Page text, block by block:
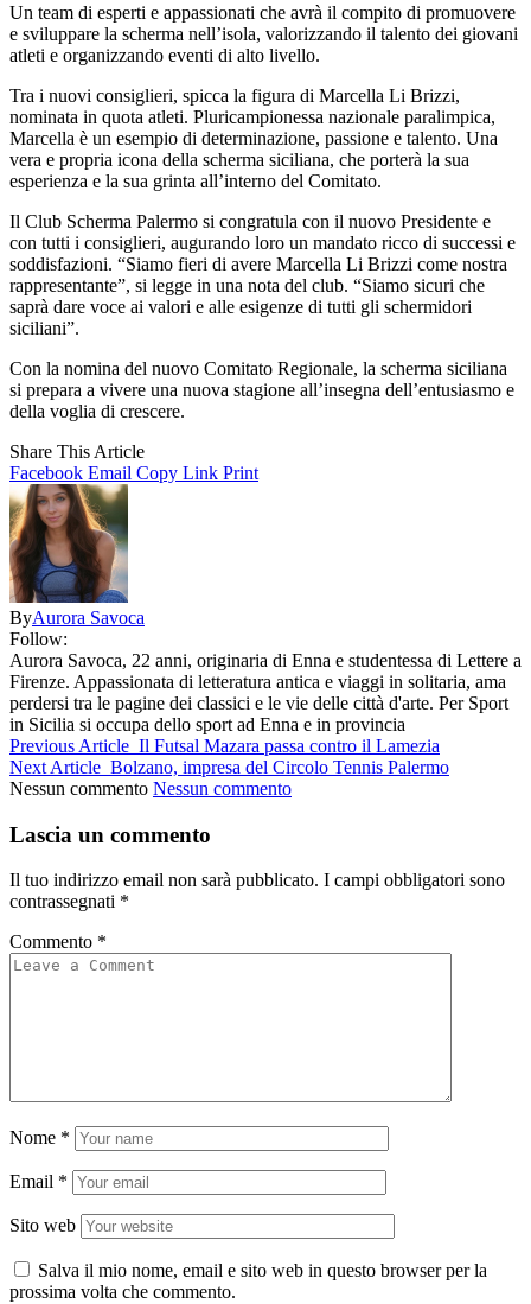
Un team di esperti e appassionati che avrà il compito di promuovere
e sviluppare la scherma nell’isola, valorizzando il talento dei giovani
atleti e organizzando eventi di alto livello.
Tra i nuovi consiglieri, spicca la figura di Marcella Li Brizzi,
nominata in quota atleti. Pluricampionessa nazionale paralimpica,
Marcella è un esempio di determinazione, passione e talento. Una
vera e propria icona della scherma siciliana, che porterà la sua
esperienza e la sua grinta all’interno del Comitato.
Il Club Scherma Palermo si congratula con il nuovo Presidente e
con tutti i consiglieri, augurando loro un mandato ricco di successi e
soddisfazioni. “Siamo fieri di avere Marcella Li Brizzi come nostra
rappresentante”, si legge in una nota del club. “Siamo sicuri che
saprà dare voce ai valori e alle esigenze di tutti gli schermidori
siciliani”.
Con la nomina del nuovo Comitato Regionale, la scherma siciliana
si prepara a vivere una nuova stagione all’insegna dell’entusiasmo e
della voglia di crescere.
Share This Article
Facebook Email Copy Link Print
ByAurora Savoca
Follow:
Aurora Savoca, 22 anni, originaria di Enna e studentessa di Lettere a
Firenze. Appassionata di letteratura antica e viaggi in solitaria, ama
perdersi tra le pagine dei classici e le vie delle città d'arte. Per Sport
in Sicilia si occupa dello sport ad Enna e in provincia
Previous Article Il Futsal Mazara passa contro il Lamezia
Next Article Bolzano, impresa del Circolo Tennis Palermo
Nessun commento Nessun commento
Lascia un commento
Il tuo indirizzo email non sarà pubblicato. I campi obbligatori sono
contrassegnati *
Commento *
Nome *
Email *
Sito web
Salva il mio nome, email e sito web in questo browser per la
prossima volta che commento.